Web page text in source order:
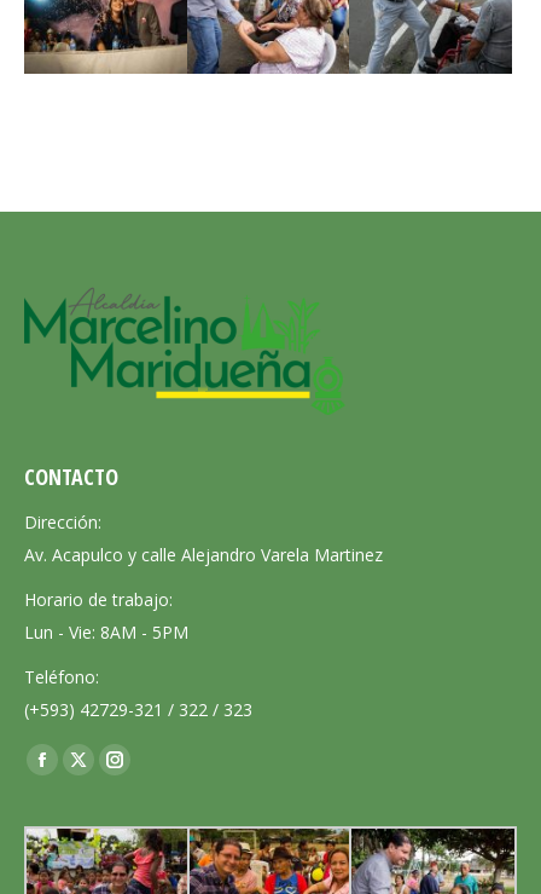
CONTACTO
Dirección:
Av. Acapulco y calle Alejandro Varela Martinez
Horario de trabajo:
Lun - Vie: 8AM - 5PM
Teléfono:
(+593) 42729-321 / 322 / 323
Encuéntranos en:
Facebook
opens
in
X
opens
in
Instagram
opens
in